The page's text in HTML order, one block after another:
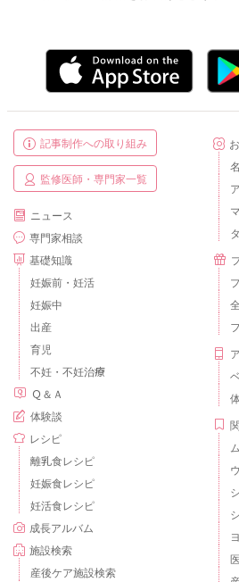
記事制作への取り組み
監修医師・専門家一覧
ニュース
専門家相談
基礎知識
妊娠前・妊活
妊娠中
出産
育児
不妊・不妊治療
Ｑ＆Ａ
体験談
レシピ
離乳食レシピ
妊娠食レシピ
妊活食レシピ
成長アルバム
施設検索
産後ケア施設検索